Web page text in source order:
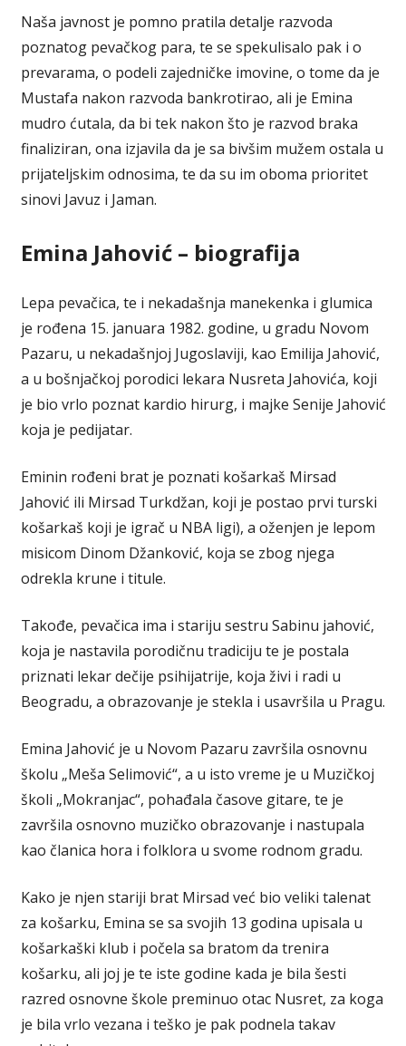
Naša javnost je pomno pratila detalje razvoda
poznatog pevačkog para, te se spekulisalo pak i o
prevarama, o podeli zajedničke imovine, o tome da je
Mustafa nakon razvoda bankrotirao, ali je Emina
mudro ćutala, da bi tek nakon što je razvod braka
finaliziran, ona izjavila da je sa bivšim mužem ostala u
prijateljskim odnosima, te da su im oboma prioritet
sinovi Javuz i Jaman.
Emina Jahović – biografija
Lepa pevačica, te i nekadašnja manekenka i glumica
je rođena 15. januara 1982. godine, u gradu Novom
Pazaru, u nekadašnjoj Jugoslaviji, kao Emilija Jahović,
a u bošnjačkoj porodici lekara Nusreta Jahovića, koji
je bio vrlo poznat kardio hirurg, i majke Senije Jahović
koja je pedijatar.
Eminin rođeni brat je poznati košarkaš Mirsad
Jahović ili Mirsad Turkdžan, koji je postao prvi turski
košarkaš koji je igrač u NBA ligi), a oženjen je lepom
misicom Dinom Džanković, koja se zbog njega
odrekla krune i titule.
Takođe, pevačica ima i stariju sestru Sabinu jahović,
koja je nastavila porodičnu tradiciju te je postala
priznati lekar dečije psihijatrije, koja živi i radi u
Beogradu, a obrazovanje je stekla i usavršila u Pragu.
Emina Jahović je u Novom Pazaru završila osnovnu
školu „Meša Selimović“, a u isto vreme je u Muzičkoj
školi „Mokranjac“, pohađala časove gitare, te je
završila osnovno muzičko obrazovanje i nastupala
kao članica hora i folklora u svome rodnom gradu.
Kako je njen stariji brat Mirsad već bio veliki talenat
za košarku, Emina se sa svojih 13 godina upisala u
košarkaški klub i počela sa bratom da trenira
košarku, ali joj je te iste godine kada je bila šesti
razred osnovne škole preminuo otac Nusret, za koga
je bila vrlo vezana i teško je pak podnela takav